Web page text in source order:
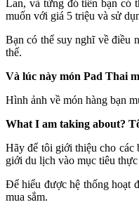
Lan, và từng đó tiền bạn có
muốn với giá 5 triệu và sử
Bạn có thể suy nghĩ về điều
thế.
Và lúc này món Pad Thai
Hình ảnh về món hàng bạn
What I am taking about?
Hãy để tôi giới thiệu cho các
giới du lịch vào mục tiêu
Để hiểu được hệ thống hoạt
mua sắm.